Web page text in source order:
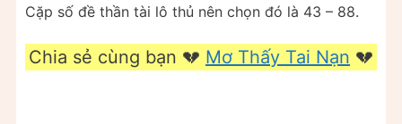
Cặp số đề thần tài lô thủ nên chọn đó là 43 – 88.
Chia sẻ cùng bạn 💔 Mơ Thấy Tai Nạn 💔